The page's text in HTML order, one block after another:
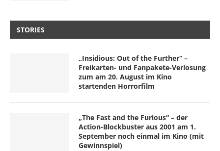
STORIES
„Insidious: Out of the Further“ –
Freikarten- und Fanpakete-Verlosung
zum am 20. August im Kino
startenden Horrorfilm
„The Fast and the Furious“ – der
Action-Blockbuster aus 2001 am 1.
September noch einmal im Kino (mit
Gewinnspiel)